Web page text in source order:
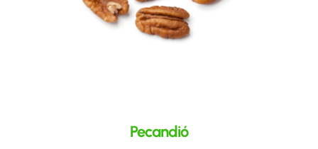
Pecandió